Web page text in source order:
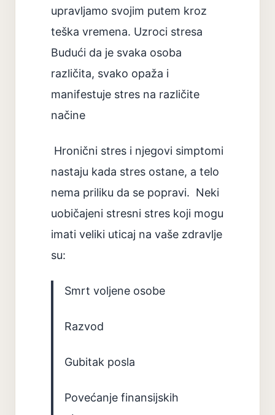
upravljamo svojim putem kroz
teška vremena. Uzroci stresa
Budući da je svaka osoba
različita, svako opaža i
manifestuje stres na različite
načine
Hronični stres i njegovi simptomi
nastaju kada stres ostane, a telo
nema priliku da se popravi. Neki
uobičajeni stresni stres koji mogu
imati veliki uticaj na vaše zdravlje
su:
Smrt voljene osobe
Razvod
Gubitak posla
Povećanje finansijskih